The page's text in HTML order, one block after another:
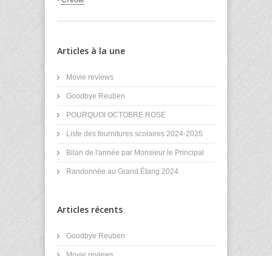
Articles à la une
Movie reviews
Goodbye Reuben
POURQUOI OCTOBRE ROSE
Liste des fournitures scolaires 2024-2025
Bilan de l'année par Monsieur le Principal
Randonnée au Grand Étang 2024
Articles récents
Goodbye Reuben